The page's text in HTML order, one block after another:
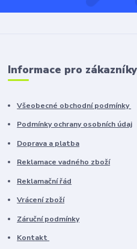
Informace pro zákazníky
Všeobecné obchodní podmínky
Podmínky ochrany osobních údaj
Doprava a platba
Reklamace vadného zboží
Reklamační řád
Vrácení zboží
Záruční podmínky
Kontakt